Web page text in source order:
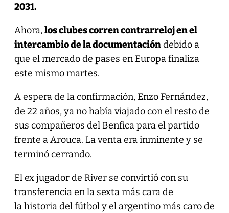
2031.
Ahora,los clubes corren contrarreloj en el
intercambio de la documentacióndebido a
que el mercado de pases en Europa finaliza
este mismo martes.
A espera de la confirmación, Enzo Fernández,
de 22 años, ya no había viajado con el resto de
sus compañeros del Benfica para el partido
frente a Arouca. La venta era inminente y se
terminó cerrando.
El ex jugador de River se convirtió con su
transferencia en la sexta más cara de
la historia del fútbol y el argentino más caro de